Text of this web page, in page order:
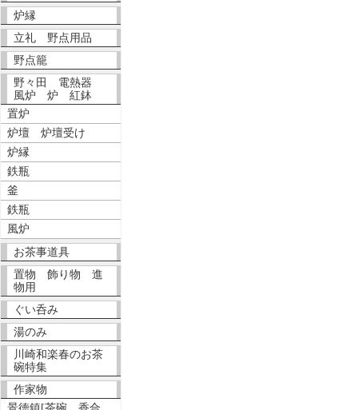
炉縁
立礼 野点用品
野点籠
野々田 電熱器
風炉 炉 紅鉢
置炉
炉壇 炉壇受け
炉縁
鉄瓶
釜
鉄瓶
風炉
お茶事道具
置物 飾り物 進
物用
ぐい呑み
湯のみ
川崎和楽春のお茶
碗特集
作家物